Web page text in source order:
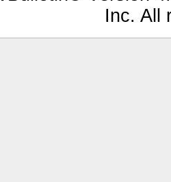
Inc. All